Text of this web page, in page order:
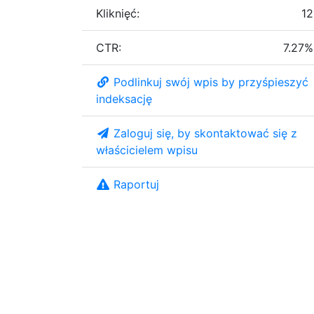
Kliknięć: 12
CTR: 7.27%
Podlinkuj swój wpis by przyśpieszyć
indeksację
Zaloguj się, by skontaktować się z
właścicielem wpisu
Raportuj